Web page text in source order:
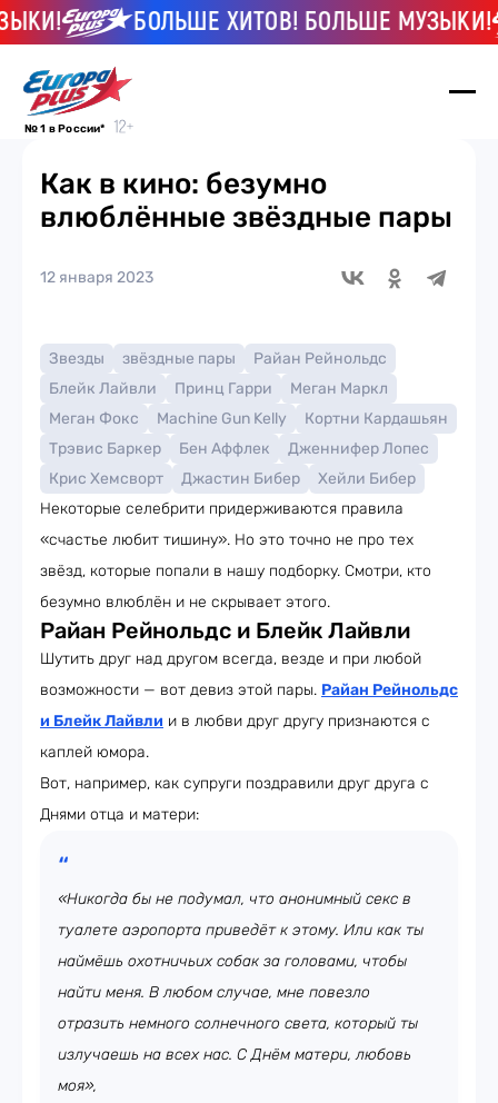
БОЛЬШЕ ХИТОВ! БОЛЬШЕ МУЗЫКИ!
№ 1 в России*
Как в кино: безумно
влюблённые звёздные пары
12 января 2023
Звезды звёздные пары
Райан Рейнольдс
Блейк Лайвли
Принц Гарри
Меган Маркл
Меган Фокс
Machine Gun Kelly
Кортни Кардашьян
Трэвис Баркер
Бен Аффлек
Дженнифер Лопес
Крис Хемсворт
Джастин Бибер
Хейли Бибер
Некоторые селебрити придерживаются правила
«счастье любит тишину». Но это точно не про тех
звёзд, которые попали в нашу подборку. Смотри, кто
безумно влюблён и не скрывает этого.
Райан Рейнольдс и Блейк Лайвли
Шутить друг над другом всегда, везде и при любой
возможности — вот девиз этой пары. Райан Рейнольдс
и Блейк Лайвли и в любви друг другу признаются с
каплей юмора.
Вот, например, как супруги поздравили друг друга с
Днями отца и матери:
«Никогда бы не подумал, что анонимный секс в
туалете аэропорта приведёт к этому. Или как ты
наймёшь охотничьих собак за головами, чтобы
найти меня. В любом случае, мне повезло
отразить немного солнечного света, который ты
излучаешь на всех нас. С Днём матери, любовь
моя»,